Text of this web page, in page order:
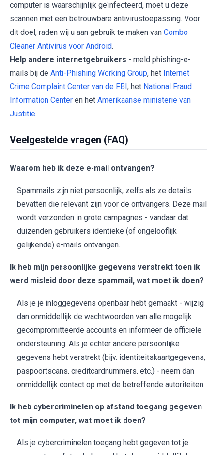
computer is waarschijnlijk geïnfecteerd, moet u deze
scannen met een betrouwbare antivirustoepassing. Voor
dit doel, raden wij u aan gebruik te maken van Combo
Cleaner Antivirus voor Android.
Help andere internetgebruikers - meld phishing-e-
mails bij de Anti-Phishing Working Group, het Internet
Crime Complaint Center van de FBI, het National Fraud
Information Center en het Amerikaanse ministerie van
Justitie.
Veelgestelde vragen (FAQ)
Waarom heb ik deze e-mail ontvangen?
Spammails zijn niet persoonlijk, zelfs als ze details
bevatten die relevant zijn voor de ontvangers. Deze mail
wordt verzonden in grote campagnes - vandaar dat
duizenden gebruikers identieke (of ongelooflijk
gelijkende) e-mails ontvangen.
Ik heb mijn persoonlijke gegevens verstrekt toen ik
werd misleid door deze spammail, wat moet ik doen?
Als je je inloggegevens openbaar hebt gemaakt - wijzig
dan onmiddellijk de wachtwoorden van alle mogelijk
gecompromitteerde accounts en informeer de officiële
ondersteuning. Als je echter andere persoonlijke
gegevens hebt verstrekt (bijv. identiteitskaartgegevens,
paspoortscans, creditcardnummers, etc.) - neem dan
onmiddellijk contact op met de betreffende autoriteiten.
Ik heb cybercriminelen op afstand toegang gegeven
tot mijn computer, wat moet ik doen?
Als je cybercriminelen toegang hebt gegeven tot je